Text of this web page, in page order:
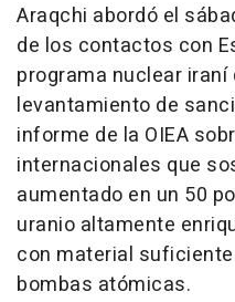
Araqchi abordó el
de los contactos con
programa nuclear
levantamiento de
informe de la OIEA
internacionales que
aumentado en un 50
uranio altamente
con material
bombas atómicas.